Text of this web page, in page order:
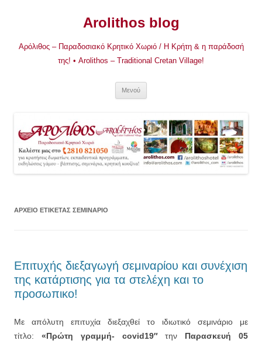
Arolithos blog
Αρόλιθος – Παραδοσιακό Κρητικό Χωριό / Η Κρήτη & η παράδοσή
της! • Arolithos – Traditional Cretan Village!
Μενού
ΑΡΧΕΊΟ ΕΤΙΚΈΤΑΣ ΣΕΜΙΝΆΡΙΟ
Επιτυχής διεξαγωγή σεμιναρίου και συνέχιση
της κατάρτισης για τα στελέχη και το
προσωπικο!
Με απόλυτη επιτυχία διεξαχθεί το ιδιωτικό σεμινάριο με
τίτλο: «Πρώτη γραμμή- covid19″την Παρασκευή 05